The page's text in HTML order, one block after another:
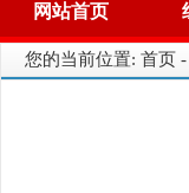
网站首页
您的当前位置: 首页